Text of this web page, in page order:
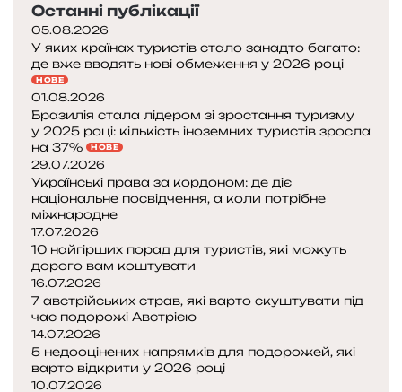
з
и
к
з
а
х
в
о
р
і
т
и
т
у
у
ц
я
і
н
ф
е
к
ц
і
я
в
в
а
ж
а
є
т
ь
с
я
й
б
о
є
,
я
к
и
й
м
о
ж
е
в
і
д
п
р
Останні публікації
05.08.2026
У яких країнах туристів стало занадто багато:
де вже вводять нові обмеження у 2026 році
НОВЕ
01.08.2026
Бразилія стала лідером зі зростання туризму
у 2025 році: кількість іноземних туристів зросла
на 37%
НОВЕ
29.07.2026
Українські права за кордоном: де діє
національне посвідчення, а коли потрібне
міжнародне
17.07.2026
10 найгірших порад для туристів, які можуть
дорого вам коштувати
16.07.2026
7 австрійських страв, які варто скуштувати під
час подорожі Австрією
14.07.2026
5 недооцінених напрямків для подорожей, які
варто відкрити у 2026 році
10.07.2026